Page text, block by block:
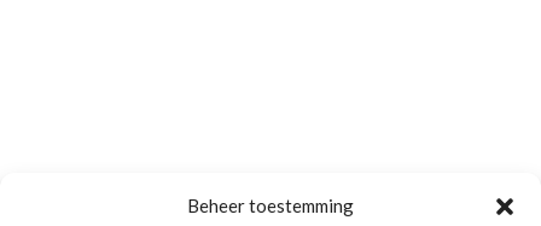
Beheer toestemming